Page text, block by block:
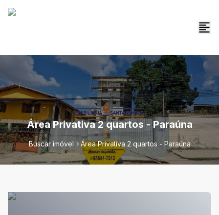
Área Privativa 2 quartos - Paraúna
Buscar imóvel Área Privativa 2 quartos - Paraúna